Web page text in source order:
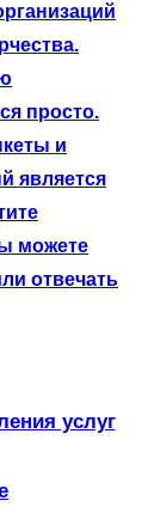
просто.
и
является
можете
отвечать
услуг